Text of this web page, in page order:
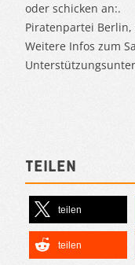
oder schicken an:.
Piratenpartei Berlin,
Weitere Infos zum
Teilen
teilen
teilen